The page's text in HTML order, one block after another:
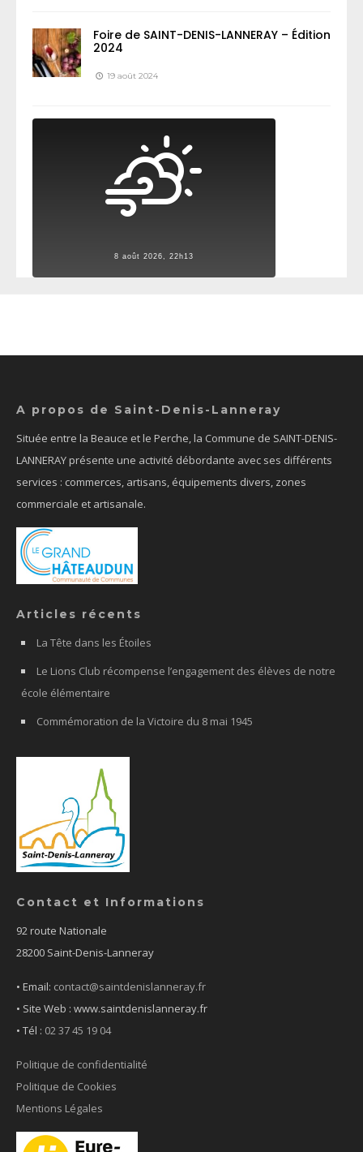
Foire de SAINT-DENIS-LANNERAY – Édition
2024
19 août 2024
8 août 2026, 22h13
A propos de Saint-Denis-Lanneray
Située entre la Beauce et le Perche, la Commune de SAINT-DENIS-
LANNERAY présente une activité débordante avec ses différents
services : commerces, artisans, équipements divers, zones
commerciale et artisanale.
Articles récents
La Tête dans les Étoiles
Le Lions Club récompense l’engagement des élèves de notre
école élémentaire
Commémoration de la Victoire du 8 mai 1945
Contact et Informations
92 route Nationale
28200 Saint-Denis-Lanneray
• Email: contact@saintdenislanneray.fr
• Site Web : www.saintdenislanneray.fr
• Tél : 02 37 45 19 04
Politique de confidentialité
Politique de Cookies
Mentions Légales